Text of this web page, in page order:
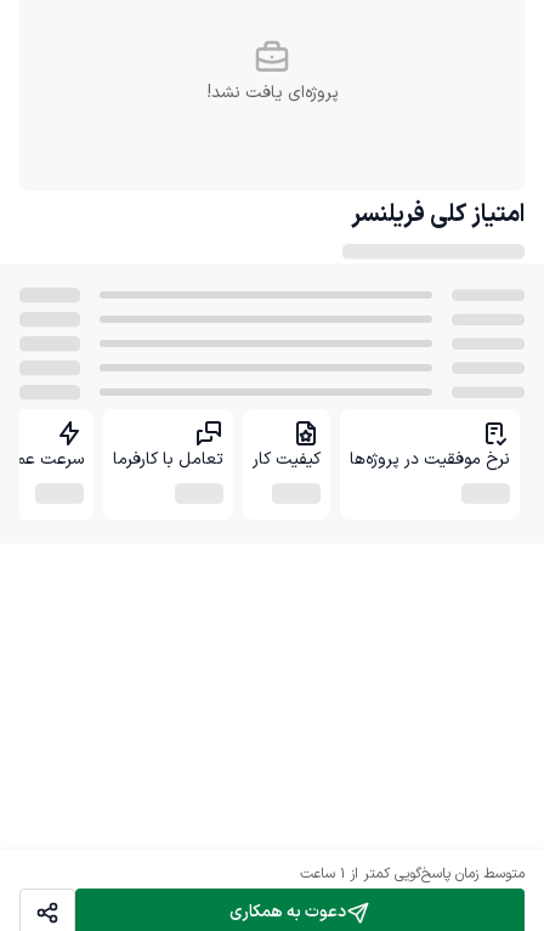
دعوت به همکاری
متوسط زمان پاسخ‌گویی کمتر از 1 ساعت
پروژه‌ای یافت نشد!
امتیاز کلی فریلنسر
نرخ موفقیت در پروژه‌ها کیفیت کار تعامل با کارفرما سرعت عمل